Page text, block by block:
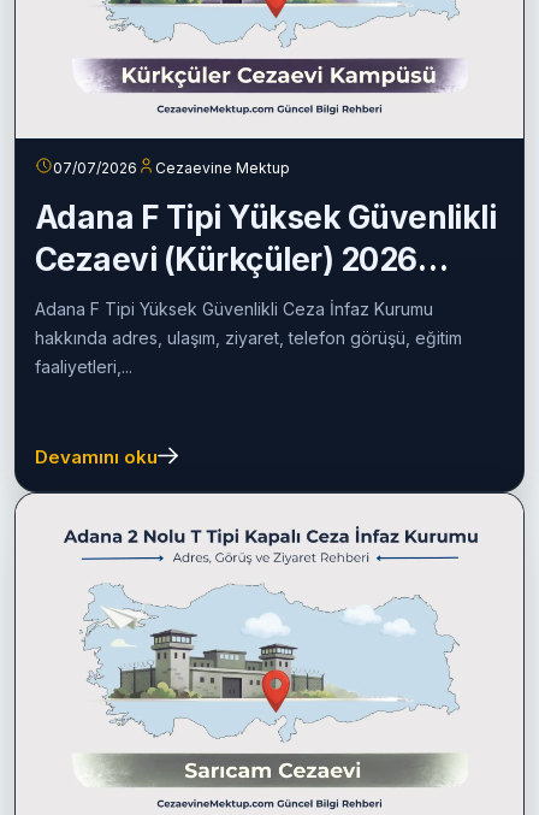
07/07/2026 Cezaevine Mektup
Adana F Tipi Yüksek Güvenlikli
Cezaevi (Kürkçüler) 2026
Rehberi
Adana F Tipi Yüksek Güvenlikli Ceza İnfaz Kurumu
hakkında adres, ulaşım, ziyaret, telefon görüşü, eğitim
faaliyetleri,...
Devamını oku